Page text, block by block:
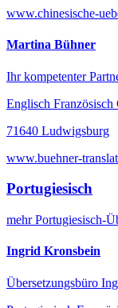
www.chinesische-
Martina Bühner
Ihr kompetenter
Englisch Französisch
71640 Ludwigsburg
www.buehner-
Portugiesisch
mehrPortugiesisch-
Ingrid Kronsbein
Übersetzungsbüro